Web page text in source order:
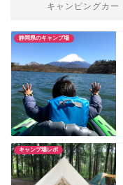
キャンピングカー
静岡県のキャンプ場
キャンプ場レポ